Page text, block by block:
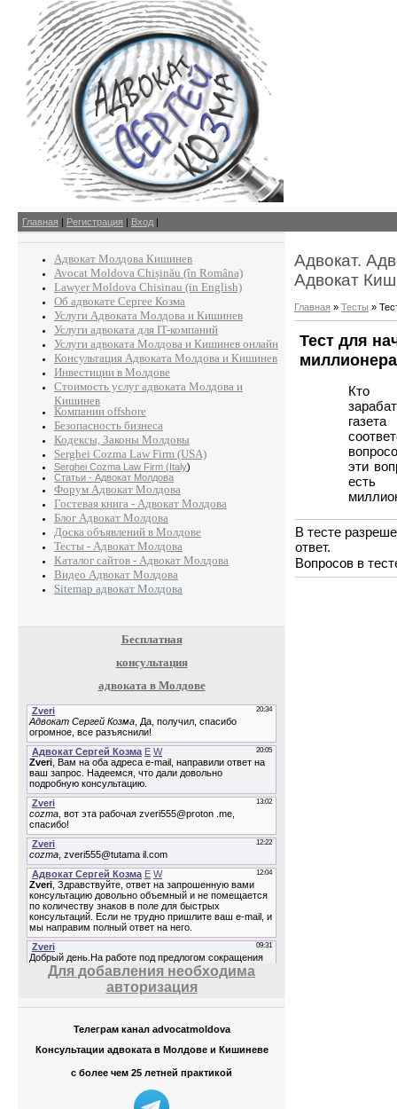
Главная | Регистрация | Вход |
Адвокат Молдова Кишинев
Avocat Moldova Chișinău (în Româna)
Lawyer Moldova Chisinau (in English)
Об адвокате Сергее Козма
Услуги Адвоката Молдова и Кишинев
Услуги адвоката для IT-компаний
Услуги адвоката Молдова и Кишинев онлайн
Консультация Адвоката Молдова и Кишинев
Инвестиции в Молдове
Стоимость услуг адвоката Молдова и
Кишинев
Компании offshore
Безопасность бизнеса
Кодексы, Законы Молдовы
Serghei Cozma Law Firm (USA)
Serghei Cozma Law Firm (Italy)
Статьи - Адвокат Молдова
Форум Адвокат Молдова
Гостевая книга - Адвокат Молдова
Блог Адвокат Молдова
Доска объявлений в Молдове
Тесты - Адвокат Молдова
Каталог сайтов - Адвокат Молдова
Видео Адвокат Молдова
Sitemap адвокат Молдова
Бесплатная
консультация
адвоката в Молдове
Для добавления необходима
авторизация
Телеграм канал advocatmoldova
Консультации адвоката в Молдове и Кишиневе
с более чем 25 летней практикой
Адвокат.
Адвокат
Главная » Тесты »
Тест для
миллионера
Кто
эти
есть
В тесте
ответ.
Вопросов в